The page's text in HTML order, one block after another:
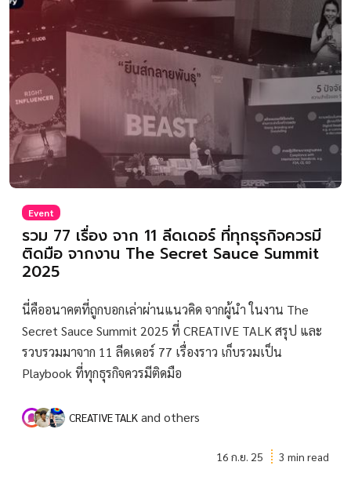
Event
รวม 77 เรื่อง จาก 11 ลีดเดอร์ ที่ทุกธุรกิจควรมี
ติดมือ จากงาน The Secret Sauce Summit
2025
นี่คืออนาคตที่ถูกบอกเล่าผ่านแนวคิด จากผู้นำ ในงาน The
Secret Sauce Summit 2025 ที่ CREATIVE TALK สรุป และ
รวบรวมมาจาก 11 ลีดเดอร์ 77 เรื่องราว เก็บรวมเป็น
Playbook ที่ทุกธุรกิจควรมีติดมือ
CREATIVE TALK and others
16 ก.ย. 25 3 min read